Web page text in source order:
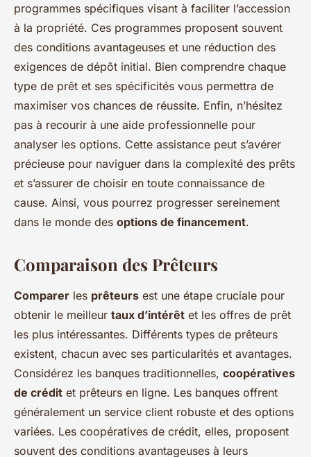
programmes spécifiques visant à faciliter l’accession
à la propriété. Ces programmes proposent souvent
des conditions avantageuses et une réduction des
exigences de dépôt initial. Bien comprendre chaque
type de prêt et ses spécificités vous permettra de
maximiser vos chances de réussite. Enfin, n’hésitez
pas à recourir à une aide professionnelle pour
analyser les options. Cette assistance peut s’avérer
précieuse pour naviguer dans la complexité des prêts
et s’assurer de choisir en toute connaissance de
cause. Ainsi, vous pourrez progresser sereinement
dans le monde des options de financement.
Comparaison des Prêteurs
Comparer les prêteurs est une étape cruciale pour
obtenir le meilleur taux d’intérêt et les offres de prêt
les plus intéressantes. Différents types de prêteurs
existent, chacun avec ses particularités et avantages.
Considérez les banques traditionnelles, coopératives
de crédit et prêteurs en ligne. Les banques offrent
généralement un service client robuste et des options
variées. Les coopératives de crédit, elles, proposent
souvent des conditions avantageuses à leurs